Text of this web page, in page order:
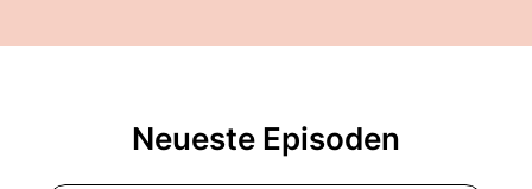
Neueste Episoden